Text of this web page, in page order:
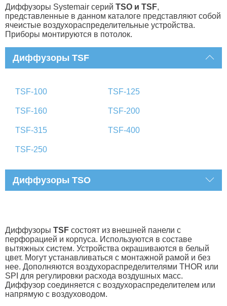
Диффузоры Systemair серий TSO и TSF,
представленные в данном каталоге представляют собой
ячеистые воздухораспределительные устройства.
Приборы монтируются в потолок.
Диффузоры TSF
TSF-100 TSF-125
TSF-160 TSF-200
TSF-315 TSF-400
TSF-250
Диффузоры TSO
Диффузоры TSF состоят из внешней панели с
перфорацией и корпуса. Используются в составе
вытяжных систем. Устройства окрашиваются в белый
цвет. Могут устанавливаться с монтажной рамой и без
нее. Дополняются воздухораспределителями THOR или
SPI для регулировки расхода воздушных масс.
Диффузор соединяется с воздухораспределителем или
напрямую с воздуховодом.